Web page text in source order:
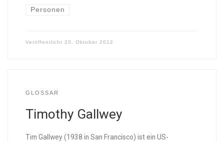
Personen
Veröffentlicht 20. Oktober 2012
GLOSSAR
Timothy Gallwey
Tim Gallwey (1938 in San Francisco) ist ein US-